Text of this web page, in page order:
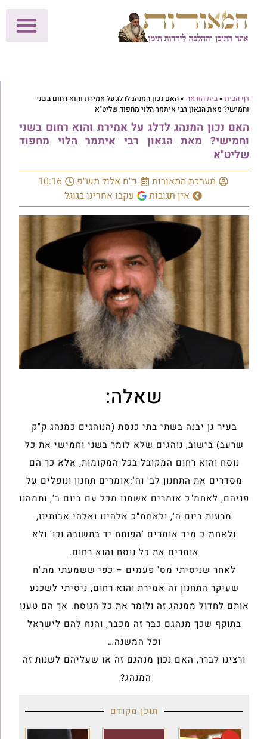
דף הבית »בית הוראה »האם נכון המנהג לדלג על אמירת והוא רחום בשני
וחמישי? מאת הגאון רבי איתמר הלוי מחפוד שליט"א
האם נכון המנהג לדלג על אמירת והוא רחום בשני
וחמישי? מאת הגאון רבי איתמר הלוי מחפוד
שליט"א
מערכת המאורות כ״ח אלול תש״פ
10:16
אין תגובות
עקבו אחרינו בגוגל
שאלה:
בעיר גן יבנה בשתי בתי כנסת (הנוהגים כמנהג ק"ק
שרעב) בישוב, נוהגים שלא לומר בשני וחמישי את כל
נוסח והוא רחום המקובל בכל המקומות, אלא כך הם
מסדרים את התחנון לב' וה':אומרים תחנון ונופלים על
פניהם, לאחמ"כ אומרים אשמנו מכל עם ביום ב', ותמהנו
מרעות ביום ה', ולאחמ"כ אלהינו ואלהי אבותינו,
ולאחמ"כ מיד אומרים 'הפותח יד בתשובה וכו' ולא
אומרים את כל נוסח והוא רחום.
לאחר שניסיתי מס' פעמים – כפי ששמעתי מת"ח
שעיקר התחנון זה אמירת והוא רחום, ניסיתי לשכנע
אותם לחדול ממנהג זה ולומר את כל הנוסח. אך הם טענו
בתוקף שכך מנהגם כבר זה מכבר, והנח להם לישראל
וכל המשנה…
ורצינו לברר, האם נכון מנהגם זה או שעליהם לשנות זה
המנהג?
תוכן מקודם